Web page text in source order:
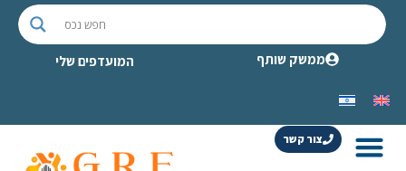
ממשק שותף המועדפים שלי
צור קשר